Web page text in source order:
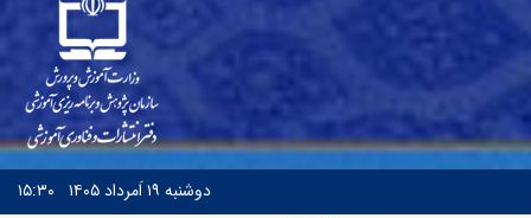
دوشنبه ۱۹ اَمرداد ۱۴۰۵ ۱۵:۳۰